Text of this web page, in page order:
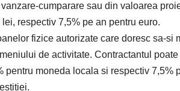
cumparare sau din valoarea
respectiv 7,5% pe an pentru euro.
fizice autorizate care doresc sa-si
de activitate. Contractantul
moneda locala si respectiv 7,5%